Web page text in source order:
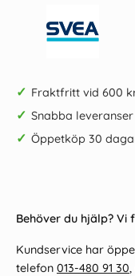
✓ Fraktfritt vid 600
✓ Snabba leveranser
✓ Öppetköp 30
Behöver du hjälp? Vi
Kundservice har
telefon 013-480 91 30,